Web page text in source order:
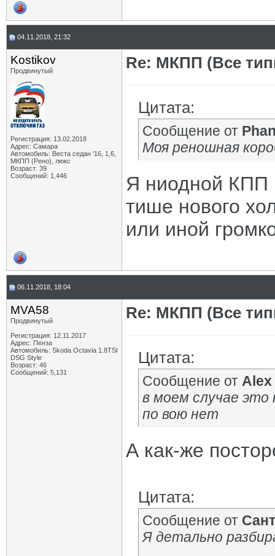
04.11.2018, 21:32
Kostikov
Продвинутый
Регистрация: 13.02.2018
Адрес: Самара
Автомобиль: Веста седан '16, 1,6,
МКПП (Рено), люкс
Возраст: 39
Сообщений: 1,446
Re: МКПП (Все
Цитата:
Сообщение от
Моя реношная
Я ниодной КПП
тише нового
или иной
06.11.2018, 18:04
MVA58
Продвинутый
Регистрация: 12.11.2017
Адрес: Пенза
Автомобиль: Skoda Octavia 1.8TSI
DSG Style
Возраст: 46
Сообщений: 5,131
Re: МКПП (Все
Цитата:
Сообщение от Alex
в моем случае это
по вою нет
А как-же
Цитата:
Сообщение от
Я детально